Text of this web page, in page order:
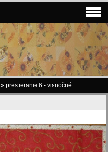
» prestieranie 6 - vianočné